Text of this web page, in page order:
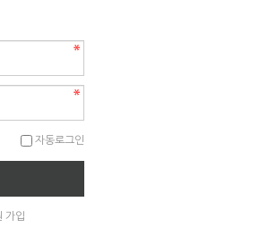
자동로그인
가입